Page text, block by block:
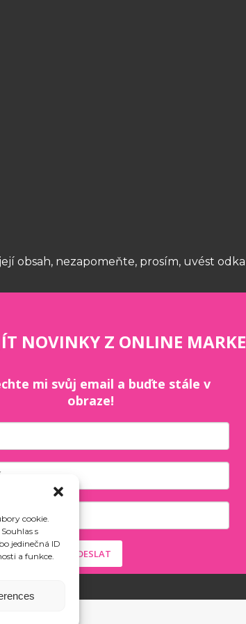
cookie.
s
jedinečná ID
a funkce.
obsah, nezapomeňte, prosím, uvést
NOVINKY Z ONLINE
mi svůj email a buďte stále v
obraze!
ODESLAT